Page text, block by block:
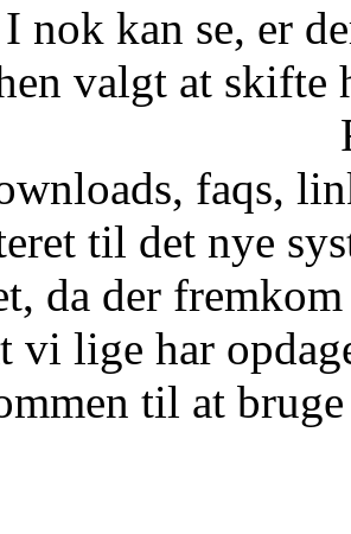
nok kan se, er
valgt at skifte
faqs,
til det nye
da der
vi lige har
til at